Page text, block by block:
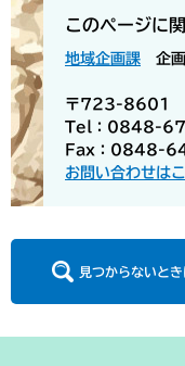
このページに
地域企画課 企
〒723-8601
Tel：0848-
Fax：0848-
お問い合わせは
見つからないとき